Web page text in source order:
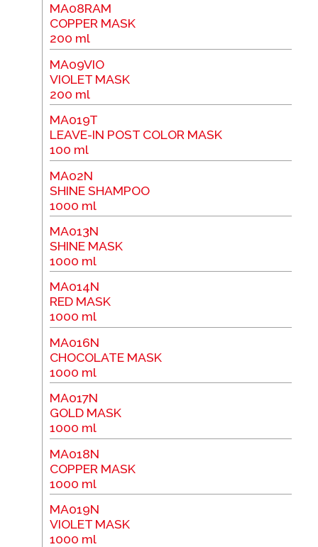
MA08RAM
COPPER MASK
200 ml
MA09VIO
VIOLET MASK
200 ml
MA019T
LEAVE-IN POST COLOR MASK
100 ml
MA02N
SHINE SHAMPOO
1000 ml
MA013N
SHINE MASK
1000 ml
MA014N
RED MASK
1000 ml
MA016N
CHOCOLATE MASK
1000 ml
MA017N
GOLD MASK
1000 ml
MA018N
COPPER MASK
1000 ml
MA019N
VIOLET MASK
1000 ml